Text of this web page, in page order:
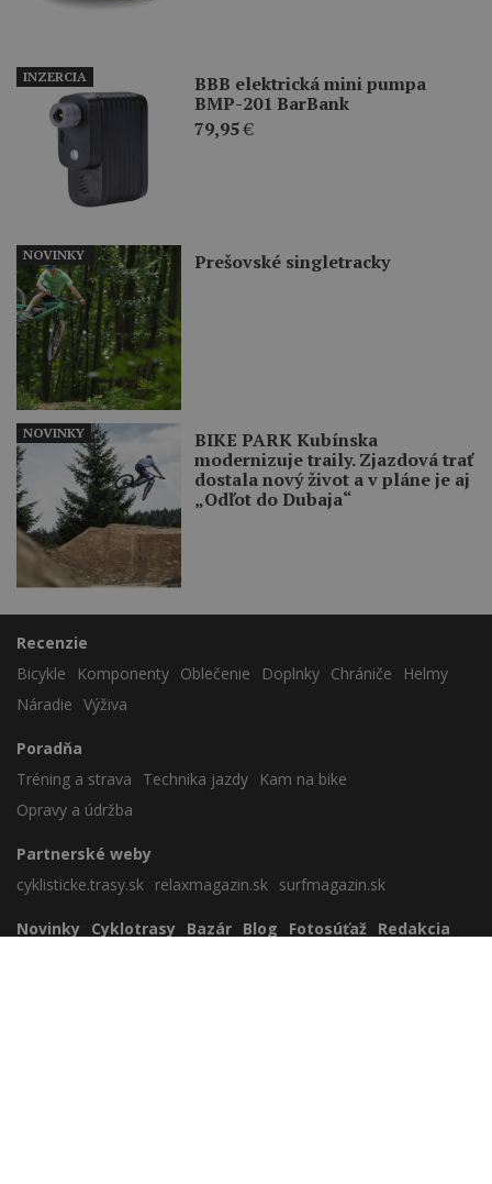
BBB elektrická mini pumpa
BMP-201 BarBank
79,95€
INZERCIA
Prešovské singletracky
NOVINKY
BIKE PARK Kubínska
modernizuje traily. Zjazdová trať
dostala nový život a v pláne je aj
„Odľot do Dubaja“
NOVINKY
Recenzie
Bicykle
Komponenty Oblečenie Doplnky Chrániče
Helmy
Náradie Výživa
Poradňa
Tréning a strava
Technika jazdy
Kam na bike
Opravy a údržba
Partnerské weby
cyklisticke.trasy.sk relaxmagazin.sk surfmagazin.sk
Novinky Cyklotrasy Bazár Blog Fotosúťaž Redakcia